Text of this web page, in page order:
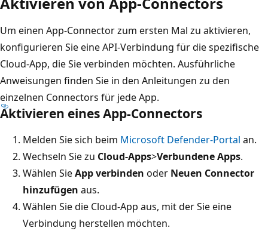
Um einen App-Connector zum ersten Mal zu aktivieren,
konfigurieren Sie eine API-Verbindung für die spezifische
Cloud-App, die Sie verbinden möchten. Ausführliche
Anweisungen finden Sie in den Anleitungen zu den
einzelnen Connectors für jede App.
Aktivieren eines App-Connectors
Melden Sie sich beim Microsoft Defender-Portal an.
Wechseln Sie zu Cloud-Apps>Verbundene Apps.
Wählen SieApp verbinden oder Neuen Connector
hinzufügen aus.
Wählen Sie die Cloud-App aus, mit der Sie eine
Verbindung herstellen möchten.